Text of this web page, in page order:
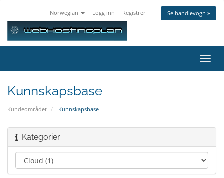
Norwegian Logg inn Registrer Se handlevogn »
Bytt
Kunnskapsbase
Kundeområdet Kunnskapsbase
Kategorier